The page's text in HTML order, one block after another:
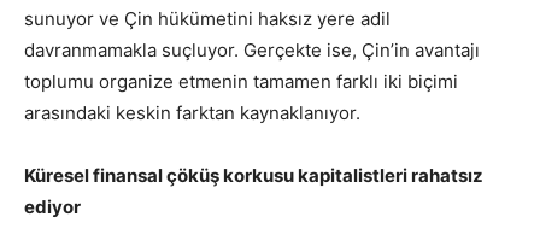
sunuyor ve Çin hükümetini haksız yere adil
davranmamakla suçluyor. Gerçekte ise, Çin’in avantajı
toplumu organize etmenin tamamen farklı iki biçimi
arasındaki keskin farktan kaynaklanıyor.
Küresel finansal çöküş korkusu kapitalistleri rahatsız
ediyor